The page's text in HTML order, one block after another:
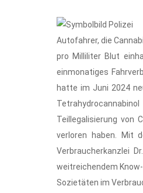
Autofahrer, die
pro Milliliter Blut
einmonatiges
hatte im Juni 2024
Teillegalisierung von
verloren haben. Mit
Verbraucherkanzlei
weitreichendem
Sozietäten im